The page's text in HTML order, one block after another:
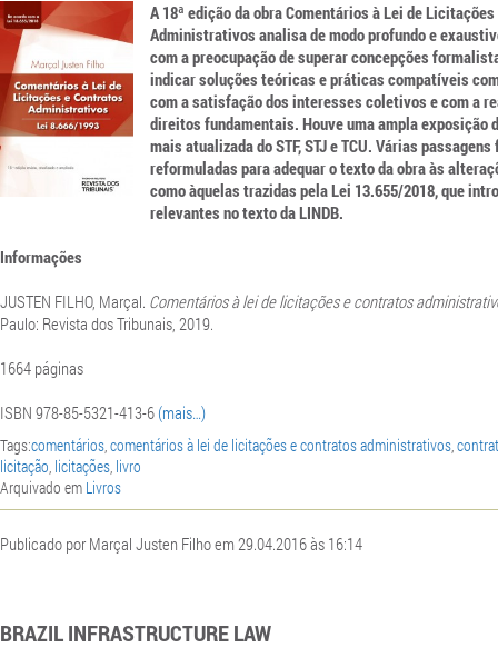
A 18ª edição da obra Comentários à Lei de
Administrativos analisa de modo profundo e
com a preocupação de superar concepções
indicar soluções teóricas e práticas compatíveis
com a satisfação dos interesses coletivos e com a
direitos fundamentais. Houve uma ampla exposição
mais atualizada do STF, STJ e TCU. Várias
reformuladas para adequar o texto da obra às
como àquelas trazidas pela Lei 13.655/2018, que
relevantes no texto da LINDB.
Informações
JUSTEN FILHO, Marçal. Comentários à lei de licitações e contratos
Paulo: Revista dos Tribunais, 2019.
1664 páginas
ISBN 978-85-5321-413-6 (mais…)
Tags:comentários,comentários à lei de licitações e contratos administrativos,
licitação, licitações, livro
Arquivado em Livros
Publicado por Marçal Justen Filho em 29.04.2016 às 16:14
BRAZIL INFRASTRUCTURE LAW